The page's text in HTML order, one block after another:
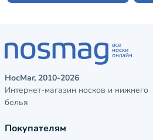
НосМаг, 2010-2026
Интернет-магазин носков и нижнего
белья
Покупателям